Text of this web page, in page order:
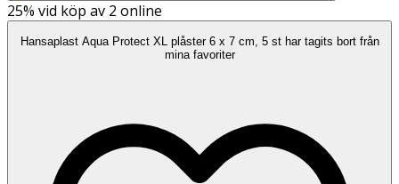
25% vid köp av 2 online
Hansaplast Aqua Protect XL plåster 6 x 7 cm, 5 st har tagits bort från
mina favoriter